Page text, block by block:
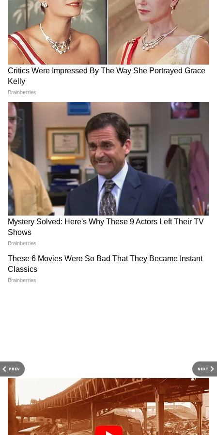
PREV NEXT
क्या है वर्तमान सीरियाई राष्ट्रीय झंडे का इतिहास?
सीरिया ने 1958 में पहली बार इस झंडे को अपनाया था।
क्या है सीरिया का नया झंडा?
सीरिया के विद्रोहियों के हाथों में एक झंडा दिख रहा है वह
राष्ट्रीय झंडे सा ही है। लेकिन इसमें थोड़ी फेरबदल की गई
है। इसमें सबसे ऊपर हरा रंग है तो बीच में सफेद रंग और
DOWNLOAD APP
प्रगति और विश्व घटनाओं की गहराई से कवरेज पढ़ें। वैश्विक
संबंधों, अंतरराष्ट्रीय बाजार और बड़ी अंतरराष्ट्रीय बैठकों की
ताज़ा रिपोर्ट्स के लिएWorld News in Hindiसेक्शन
देखें — दुनिया की हर बड़ी खबर, सबसे पहले और सही
तरीके से, सिर्फ Asianet News Hindi पर।